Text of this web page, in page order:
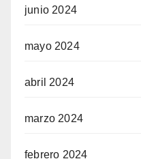
junio 2024
mayo 2024
abril 2024
marzo 2024
febrero 2024